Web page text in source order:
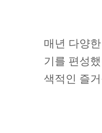
매년 다양
기를 편성
색적인 즐